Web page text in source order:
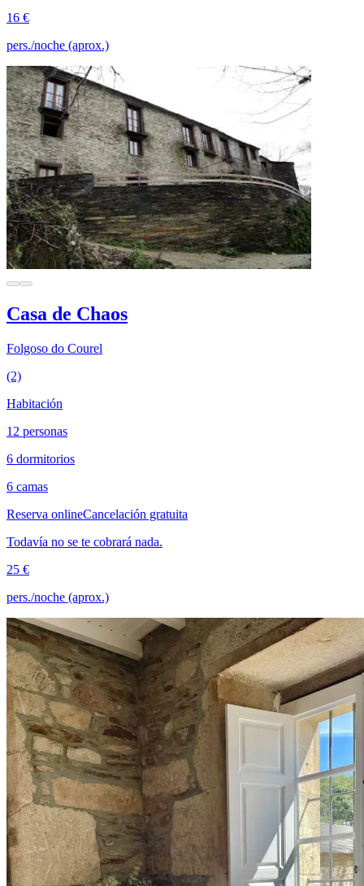
16 €
pers./noche (aprox.)
Casa de Chaos
Folgoso do Courel
(2)
Habitación
12 personas
6 dormitorios
6 camas
Reserva onlineCancelación gratuita
Todavía no se te cobrará nada.
25 €
pers./noche (aprox.)